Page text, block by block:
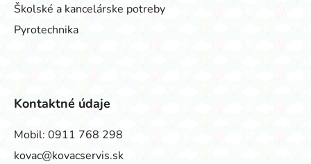
Školské a kancelárske potreby
Pyrotechnika
Kontaktné údaje
Mobil: 0911 768 298
kovac@kovacservis.sk